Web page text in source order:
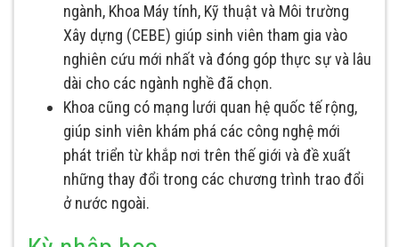
ngành, Khoa Máy tính, Kỹ thuật và Môi trường
Xây dựng (CEBE) giúp sinh viên tham gia vào
nghiên cứu mới nhất và đóng góp thực sự và lâu
dài cho các ngành nghề đã chọn.
Khoa cũng có mạng lưới quan hệ quốc tế rộng,
giúp sinh viên khám phá các công nghệ mới
phát triển từ khắp nơi trên thế giới và đề xuất
những thay đổi trong các chương trình trao đổi
ở nước ngoài.